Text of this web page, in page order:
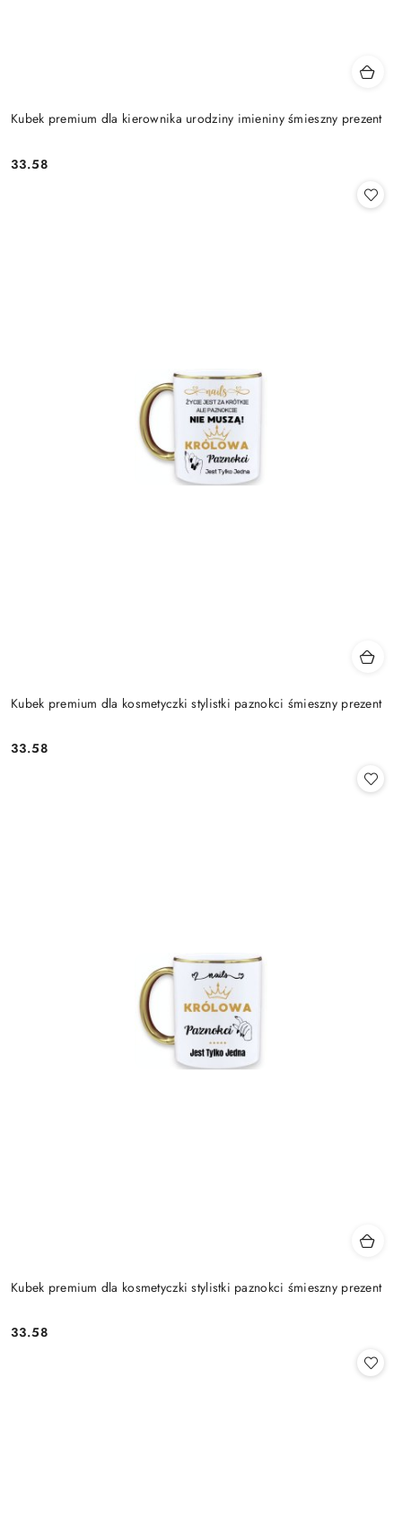
Kubek premium dla kierownika urodziny imieniny śmieszny prezent
Cena:
33.58
Kubek premium dla kosmetyczki stylistki paznokci śmieszny prezent
Cena:
33.58
Kubek premium dla kosmetyczki stylistki paznokci śmieszny prezent
Cena:
33.58